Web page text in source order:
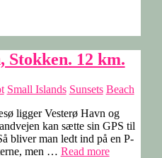
Stokken. 12 km.
Small Islands Sunsets Beach
ligger Vesterø Havn og
kan sætte sin GPS til
bliver man ledt ind på en P-
men … Read more“Læsø: